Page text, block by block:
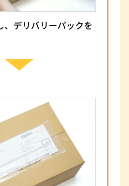
、デリバリーパックを